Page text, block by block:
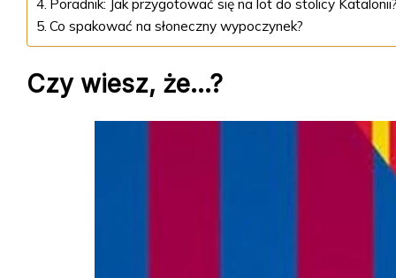
Poradnik: Jak przygotować się na lot do stolicy
Co spakować na słoneczny wypoczynek?
Czy wiesz, że…?